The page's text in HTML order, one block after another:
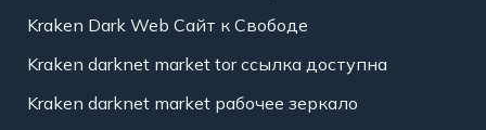
Kraken Dark Web Сайт к Свободе
Kraken darknet market tor ссылка доступна
Kraken darknet market рабочее зеркало